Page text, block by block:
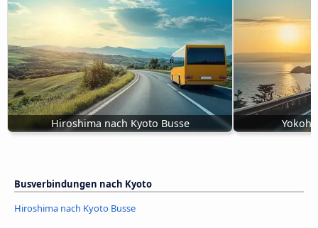
Hiroshima nach Kyoto Busse
Busverbindungen nach Kyoto
Hiroshima nach Kyoto Busse